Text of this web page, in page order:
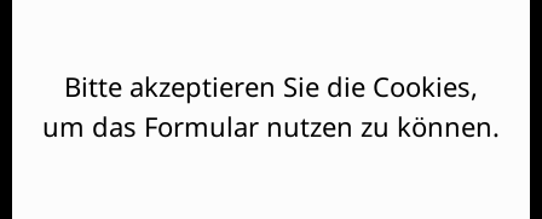
Bitte akzeptieren Sie die Cookies,
um das Formular nutzen zu können.